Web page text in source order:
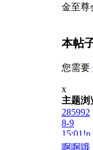
金至尊
本帖
您需要
x
主题浏
8-9
啊啊哦